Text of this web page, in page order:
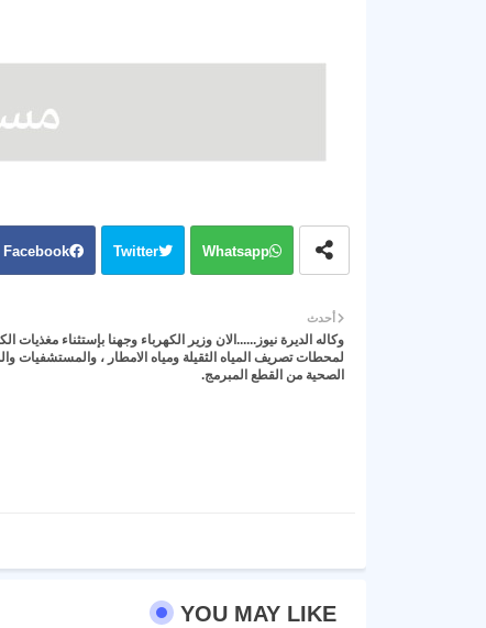
Facebook Twitter Whatsapp
أحدث
وكاله الديرة نيوز......الان وزير الكهرباء وجهنا بإستثناء مغذيات
لمحطات تصريف المياه الثقيلة ومياه الامطار ، والمستشفيات
الصحية من القطع المبرمج.
YOU MAY LIKE